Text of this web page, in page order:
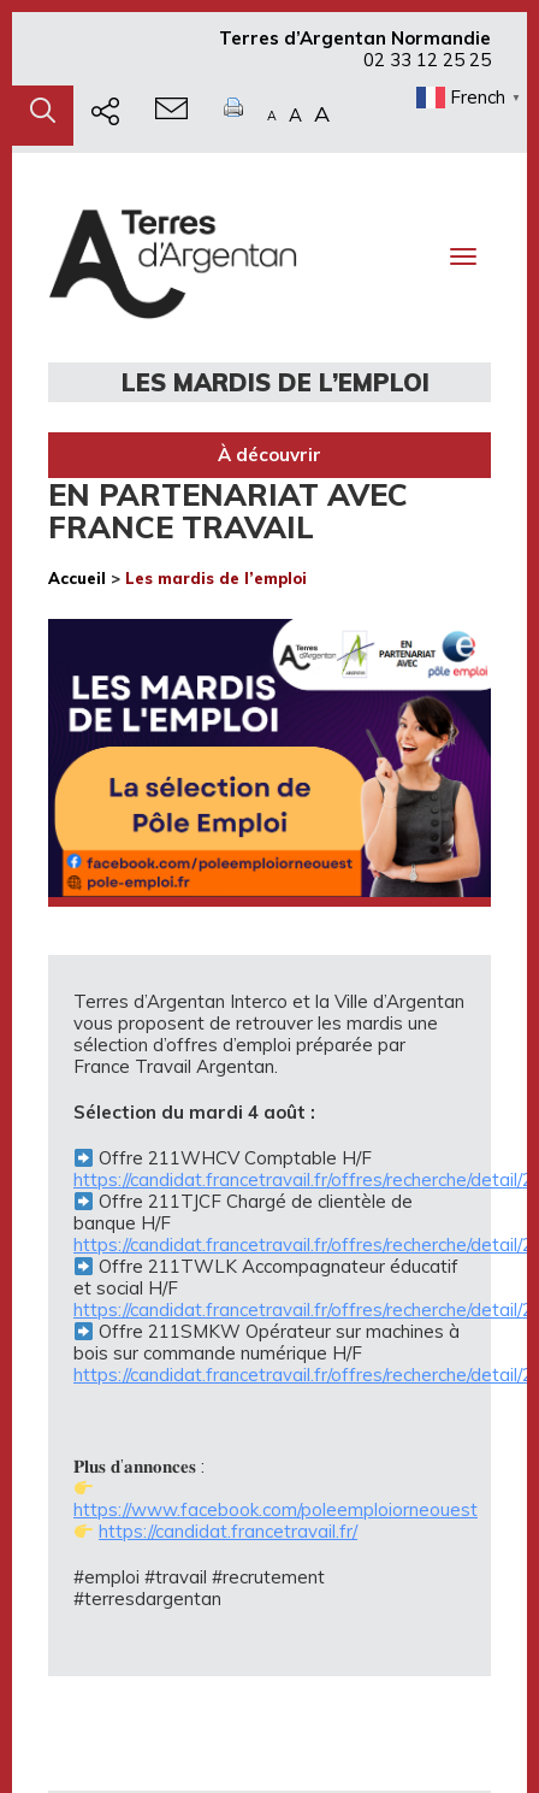
Terres d’Argentan Normandie
02 33 12 25 25
A A A
French ▼
Toggle
LES MARDIS DE L’EMPLOI
À découvrir
EN PARTENARIAT AVEC
FRANCE TRAVAIL
Accueil > Les mardis de l’emploi
Terres d’Argentan Interco et la Ville d’Argentan
vous proposent de retrouver les mardis une
sélection d’offres d’emploi préparée par
France Travail Argentan.
Sélection du mardi 4 août :
Offre 211WHCV Comptable H/F
https://candidat.francetravail.fr/offres/recherche/detail/
Offre 211TJCF Chargé de clientèle de
banque H/F
https://candidat.francetravail.fr/offres/recherche/detail/
Offre 211TWLK Accompagnateur éducatif
et social H/F
https://candidat.francetravail.fr/offres/recherche/detail/
Offre 211SMKW Opérateur sur machines à
bois sur commande numérique H/F
https://candidat.francetravail.fr/offres/recherche/detail/
𝐏𝐥𝐮𝐬 𝐝’𝐚𝐧𝐧𝐨𝐧𝐜𝐞𝐬 :
https://www.facebook.com/poleemploiorneouest
https://candidat.francetravail.fr/
#emploi #travail #recrutement
#terresdargentan